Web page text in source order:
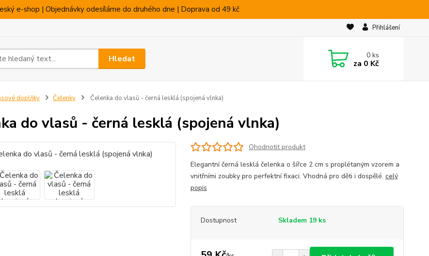
e-shop | Objednávky odesíláme do druhého dne | Doprava od 49 kč
Přihlášení
Hledat 0ks
za 0 Kč
doplňky Čelenky Čelenka do vlasů - černá lesklá (spojená vlnka)
do vlasů - černá lesklá (spojená vlnka)
Ohodnotit produkt
Elegantní černá lesklá čelenka o šířce 2 cm s proplétaným vzorem a
vnitřními zoubky pro perfektní fixaci. Vhodná pro děti i dospělé. celý
popis
Dostupnost Skladem 19 ks